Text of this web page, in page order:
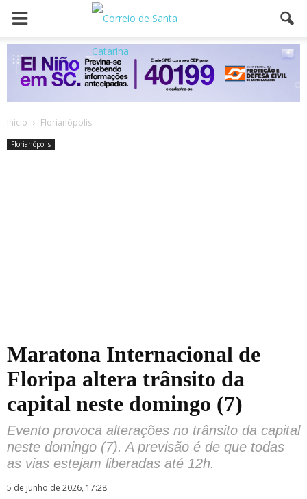
Inicio Florianópolis
Florianópolis
Maratona Internacional de
Floripa altera trânsito da
capital neste domingo (7)
Evento provoca alterações no trânsito da capital
neste domingo (7). A previsão é de que todas
as vias estejam liberadas até 12h.
5 de junho de 2026, 17:28